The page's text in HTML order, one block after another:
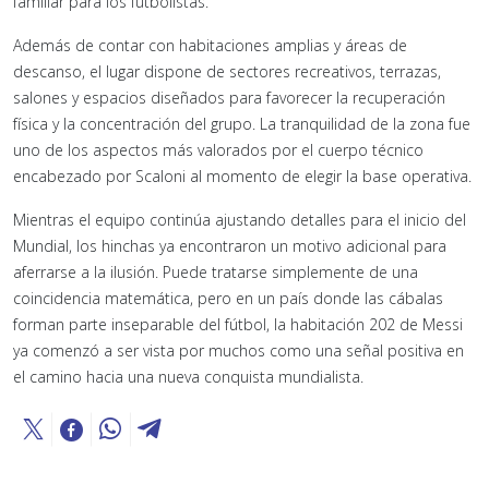
Además de contar con habitaciones amplias y áreas de
descanso, el lugar dispone de sectores recreativos, terrazas,
salones y espacios diseñados para favorecer la recuperación
física y la concentración del grupo. La tranquilidad de la zona fue
uno de los aspectos más valorados por el cuerpo técnico
encabezado por Scaloni al momento de elegir la base operativa.
Mientras el equipo continúa ajustando detalles para el inicio del
Mundial, los hinchas ya encontraron un motivo adicional para
aferrarse a la ilusión. Puede tratarse simplemente de una
coincidencia matemática, pero en un país donde las cábalas
forman parte inseparable del fútbol, la habitación 202 de Messi
ya comenzó a ser vista por muchos como una señal positiva en
el camino hacia una nueva conquista mundialista.